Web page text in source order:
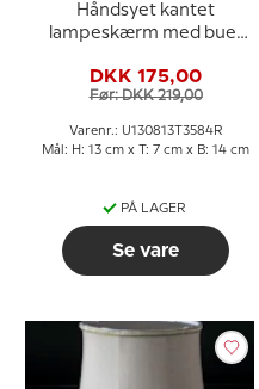
Håndsyet kantet
lampeskærm med buer
højden, betrukket med
off white silke
DKK 175,00
Før: DKK 219,00
Varenr.: U130813T3584R
Mål: H: 13 cm x T: 7 cm x B: 14 cm
PÅ LAGER
Se vare